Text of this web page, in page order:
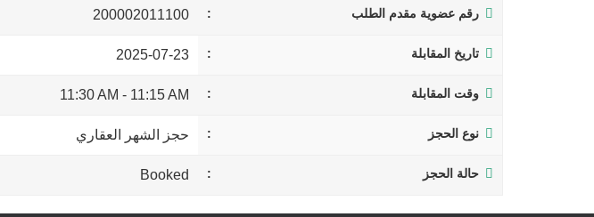
رقم عضوية مقدم الطلب 200002011100
تاريخ المقابلة 2025-07-23
وقت المقابلة 11:15 AM
-
11:30 AM
نوع الحجز حجز الشهر العقاري
حالة الحجز Booked